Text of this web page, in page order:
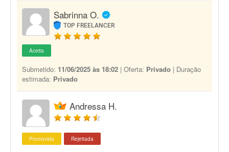
Sabrinna O.
TOP FREELANCER
Aceita
Submetido: 11/06/2025 às 18:02 | Oferta: Privado | Duração
estimada: Privado
Andressa H.
Promovida Rejeitada